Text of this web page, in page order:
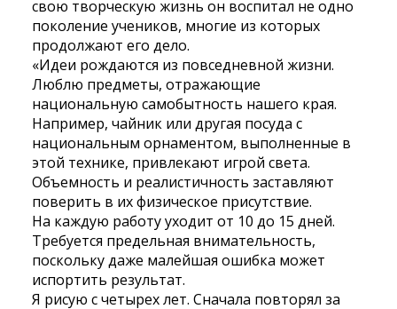
свою творческую жизнь он воспитал не одно
поколение учеников, многие из которых
продолжают его дело.
«Идеи рождаются из повседневной жизни.
Люблю предметы, отражающие
национальную самобытность нашего края.
Например, чайник или другая посуда с
национальным орнаментом, выполненные в
этой технике, привлекают игрой света.
Объемность и реалистичность заставляют
поверить в их физическое присутствие.
На каждую работу уходит от 10 до 15 дней.
Требуется предельная внимательность,
поскольку даже малейшая ошибка может
испортить результат.
Я рисую с четырех лет. Сначала повторял за